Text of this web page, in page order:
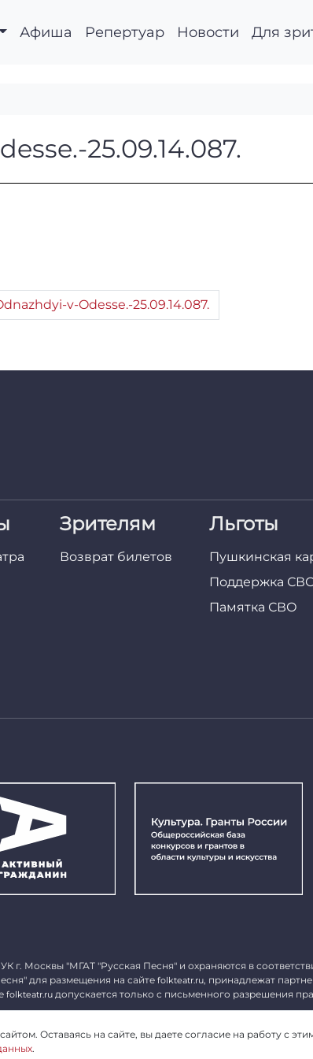
Афиша Репертуар Новости Для
Odesse.-
25.09.14.087.
v-Odesse.-25.09.14.087.
Зрителям
Возврат билетов
Льготы
Пушкинская
Поддержка
Памятка СВО
г. Москвы "МГАТ "Русская Песня" и охраняются в
для размещения на сайте folkteatr.ru, принадлежат
folkteatr.ru допускается только с письменного разрешения
Оставаясь на сайте, вы даете согласие на работу с
.